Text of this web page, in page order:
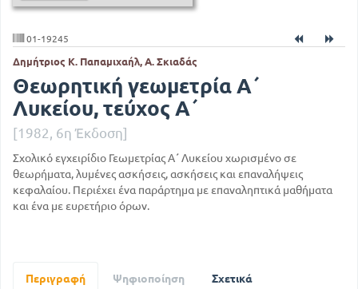
01-19245
Δημήτριος Κ. Παπαμιχαήλ, Α. Σκιαδάς
Θεωρητική γεωμετρία Α΄
Λυκείου, τεύχος Α΄
[1982, 6η Έκδοση]
Σχολικό εγχειρίδιο Γεωμετρίας Α΄ Λυκείου χωρισμένο σε
θεωρήματα, λυμένες ασκήσεις, ασκήσεις και επαναλήψεις
κεφαλαίου. Περιέχει ένα παράρτημα με επαναληπτικά μαθήματα
και ένα με ευρετήριο όρων.
Περιγραφή Ψηφιοποίηση Σχετικά